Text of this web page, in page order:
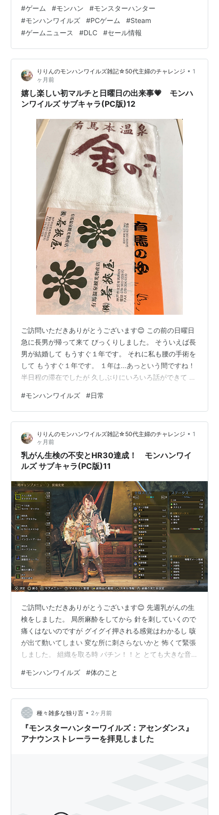
更は次のとおりです。 ・通常版（基本ゲーム）の価格を
引き下げ・現行の Deluxe Edition / Premium Deluxe
Edition / Cosmetic DLC Pass を販売終了・新たに Gold
Edition（本編＋一部DLC）、Cosmetic DLC C…
#ゲーム #モンハン #モンスターハンター
#モンハンワイルズ #PCゲーム #Steam
#ゲームニュース #DLC #セール情報
りりんのモンハンワイルズ雑記☆50代主婦のチャレンジ • 1
ヶ月前
嬉し楽しい初マルチと日曜日の出来事💗 モンハ
ンワイルズ サブキャラ(PC版)12
ご訪問いただきありがとうございます😊 この前の日曜日
急に長男が帰って来て びっくりしました。 そういえば長
男が結婚して もうすぐ１年です。 それに私も腰の手術を
して もうすぐ１年です。 １年は…あっという間ですね！
半日程の滞在でしたが 久しぶりにいろいろ話ができて 良
らいました。 入浴剤とのことで入れると 『金の湯』や
『銀の湯』に なるらしいのですが どんなふうになるので
しょう… リンク 暑い時期は浴槽に浸からないので 寒くな
ったら使おうと思います。 楽しみ💗 では 前回の続きで
す。 目次 ①初マルチ ②サークル ③イベントクエスト
④…
#モンハンワイルズ #日常
りりんのモンハンワイルズ雑記☆50代主婦のチャレンジ • 1
ヶ月前
乳がん生検の不安とHR30達成！ モンハンワイ
ルズ サブキャラ(PC版)11
ご訪問いただきありがとうございます😊 先週乳がんの生
検をしました。 局所麻酔をしてから 針を刺していくので
痛くはないのですが グイグイ押される感覚はわかるし 咳
が出て動いてしまい 変な所に刺さらないかと 怖くて緊張
しました。 組織を取る時 パチン！！と とても大きな音
した。 ４回程、音が聞こえました。 終わってから止血し
てくれましたが 家に帰ると少しずつ 再度じわじわと出血
してきて 翌日の夜まで続いたので 不安な２日間でした。
「出血ひどければ 救急外来受診して」との 説明だったの
で💦 結果は来週の予定です。 ドキドキです。 さて 久々
サ…
#モンハンワイルズ #体のこと
種々雑多な独り言 • 2ヶ月前
『モンスターハンターワイルズ：アセンダンス』
アナウンストレーラーを拝見しました